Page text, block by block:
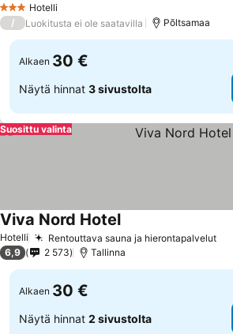
3 Tähtiluokitus
Hotelli
/ Luokitusta ei ole saatavilla Põltsamaa
Alkaen 30 €
Näytä hinnat 3 sivustolta
Suosittu valinta
Hotelli Rentouttava sauna ja hierontapalvelut
Viva Nord Hotel
6,9 2 573 Tallinna
Alkaen 30 €
Näytä hinnat 2 sivustolta